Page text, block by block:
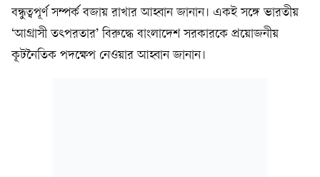
বন্ধুত্বপূর্ণ সম্পর্ক বজায় রাখার আহ্বান জানান। একই সঙ্গে ভারতীয়
‘আগ্রাসী তৎপরতার’ বিরুদ্ধে বাংলাদেশ সরকারকে প্রয়োজনীয়
কূটনৈতিক পদক্ষেপ নেওয়ার আহ্বান জানান।